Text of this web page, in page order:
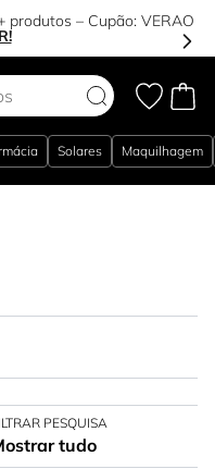
produtos – Cupão: VERAO
Solares Maquilhagem
PESQUISA
tudo